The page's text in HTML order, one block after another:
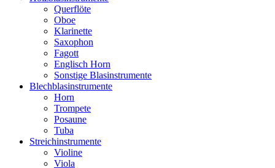
Querflöte
Oboe
Klarinette
Saxophon
Fagott
Englisch Horn
Sonstige Blasinstrumente
Blechblasinstrumente
Horn
Trompete
Posaune
Tuba
Streichinstrumente
Violine
Viola